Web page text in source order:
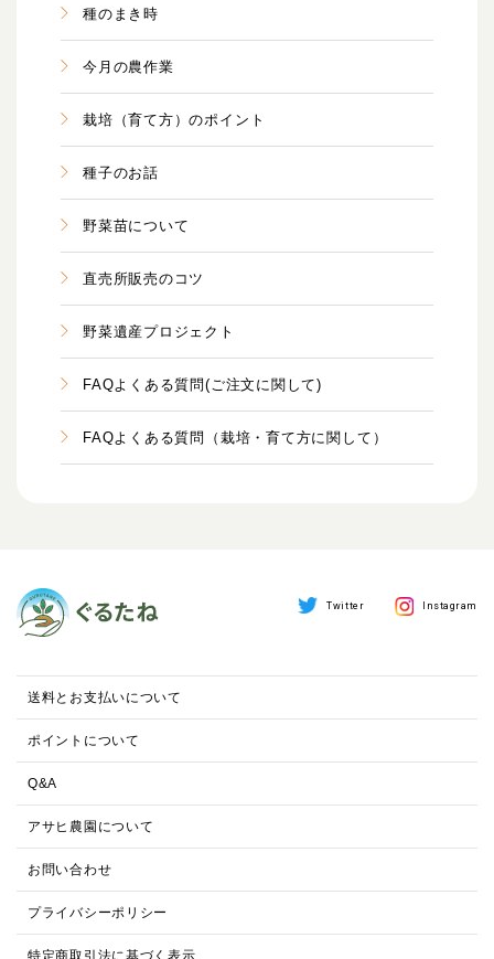
種のまき時
今月の農作業
栽培（育て方）のポイント
種子のお話
野菜苗について
直売所販売のコツ
野菜遺産プロジェクト
FAQよくある質問(ご注文に関して)
FAQよくある質問（栽培・育て方に関して）
Twitter Instagram
送料とお支払いについて
ポイントについて
Q&A
アサヒ農園について
お問い合わせ
プライバシーポリシー
特定商取引法に基づく表示